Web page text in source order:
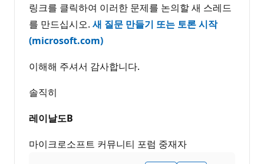
링크를 클릭하여 이러한 문제를 논의할 새 스레드
를 만드십시오. 새 질문 만들기 또는 토론 시작
(microsoft.com)
이해해 주셔서 감사합니다.
솔직히
레이날도B
마이크로소프트 커뮤니티 포럼 중재자